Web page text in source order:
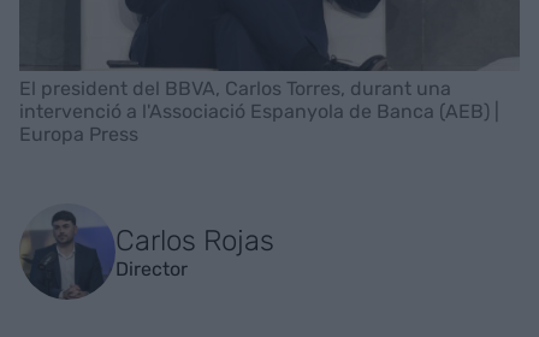
El president del BBVA, Carlos Torres, durant una
intervenció a l'Associació Espanyola de Banca (AEB) |
Europa Press
Carlos Rojas
Director